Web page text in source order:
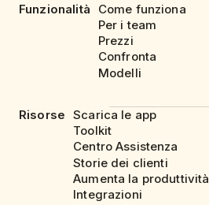
Funzionalità
Come funziona
Per i team
Prezzi
Confronta
Modelli
Risorse Scarica le app
Toolkit
Centro Assistenza
Storie dei clienti
Aumenta la produttività
Integrazioni